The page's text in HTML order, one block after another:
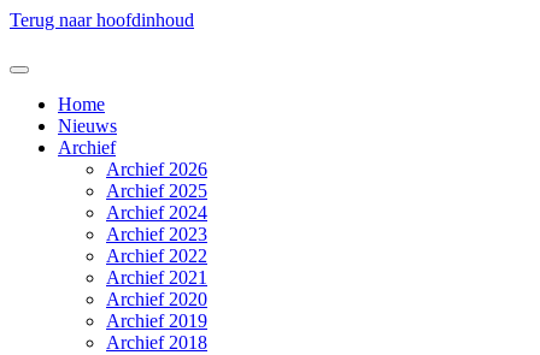
Terug naar hoofdinhoud
Home
Nieuws
Archief
Archief 2026
Archief 2025
Archief 2024
Archief 2023
Archief 2022
Archief 2021
Archief 2020
Archief 2019
Archief 2018